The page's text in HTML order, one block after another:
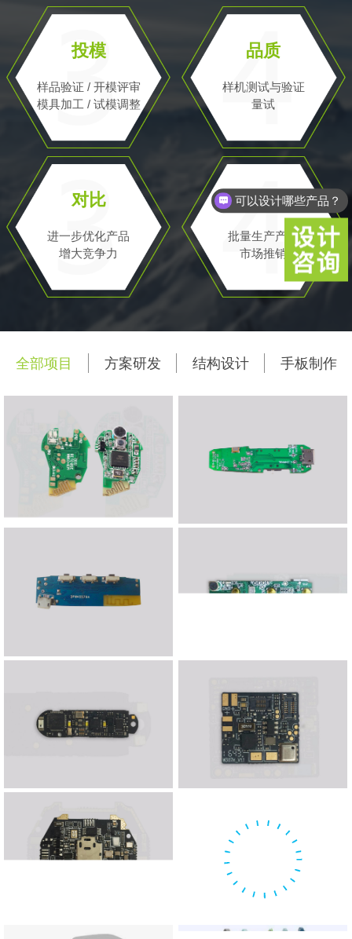
投模
样品验证 / 开模评审
模具加工 / 试模调整
品质
样机测试与验证
量试
对比
进一步优化产品
增大竞争力
量产
批量生产产品
市场推销
全部项目 方案研发 结构设计 手板制作
可以设计哪些产品？
你们是怎么收费的呢？